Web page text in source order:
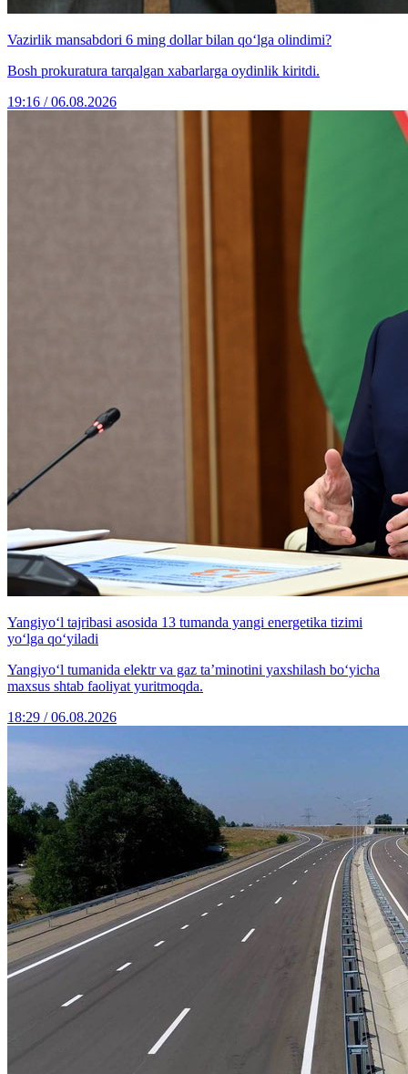
Vazirlik mansabdori 6 ming dollar bilan qo‘lga olindimi?
Bosh prokuratura tarqalgan xabarlarga oydinlik kiritdi.
19:16 / 06.08.2026
Yangiyo‘l tajribasi asosida 13 tumanda yangi energetika tizimi
yo‘lga qo‘yiladi
Yangiyo‘l tumanida elektr va gaz ta’minotini yaxshilash bo‘yicha
maxsus shtab faoliyat yuritmoqda.
18:29 / 06.08.2026